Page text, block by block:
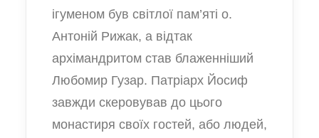
ігуменом був світлої пам’яті о.
Антоній Рижак, а відтак
архімандритом став блаженніший
Любомир Гузар. Патріарх Йосиф
завжди скеровував до цього
монастиря своїх гостей, або людей,